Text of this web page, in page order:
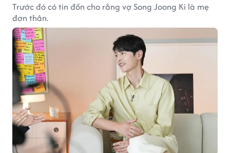
Trước đó có tin đồn cho rằng vợ Song Joong Ki là mẹ
đơn thân.